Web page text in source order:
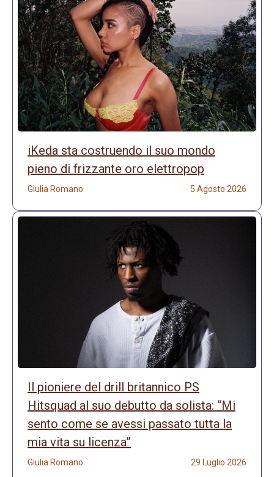
iKeda sta costruendo il suo mondo
pieno di frizzante oro elettropop
Giulia Romano 5 Agosto 2026
Il pioniere del drill britannico PS
Hitsquad al suo debutto da solista: “Mi
sento come se avessi passato tutta la
mia vita su licenza”
Giulia Romano 29 Luglio 2026